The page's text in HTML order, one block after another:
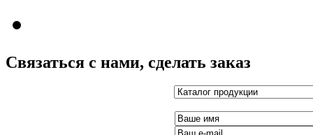
Связаться с нами, сделать заказ